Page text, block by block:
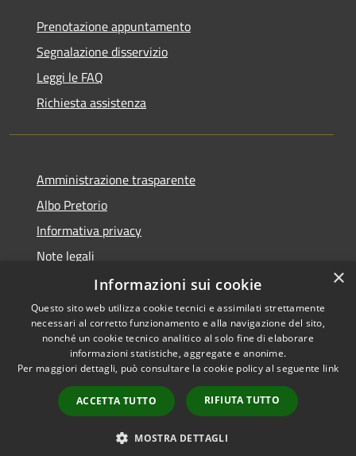
Prenotazione appuntamento
Segnalazione disservizio
Leggi le FAQ
Richiesta assistenza
Amministrazione trasparente
Albo Pretorio
Informativa privacy
Note legali
Dichiarazione di accessibilità
RSS
Accessibilità
Copyright © 2026 • Comune di
Municipium•
Accesso
redazione
×
Informazioni sui cookie
Questo sito web utilizza cookie tecnici e assimilati strettamente
necessari al corretto funzionamento e alla navigazione del sito,
nonché un cookie tecnico analitico al solo fine di elaborare
informazioni statistiche, aggregate e anonime.
Per maggiori dettagli, può consultare la cookie policy al seguente link
ACCETTA TUTTO RIFIUTA TUTTO
MOSTRA DETTAGLI